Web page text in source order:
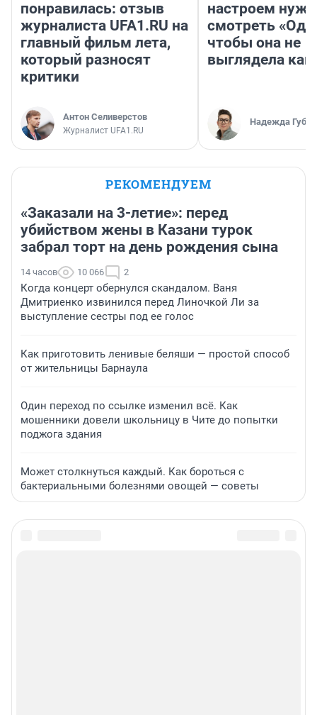
понравилась: отзыв
журналиста UFA1.RU на
главный фильм лета,
который разносят
критики
Антон Селиверстов
Журналист UFA1.RU
настроем
смотреть
чтобы она не
выглядела как
Надежда
РЕКОМЕНДУЕМ
«Заказали на 3-летие»: перед
убийством жены в Казани турок
забрал торт на день рождения сына
14 часов 10 066 2
Когда концерт обернулся скандалом. Ваня
Дмитриенко извинился перед Линочкой Ли за
выступление сестры под ее голос
Как приготовить ленивые беляши — простой способ
от жительницы Барнаула
Один переход по ссылке изменил всё. Как
мошенники довели школьницу в Чите до попытки
поджога здания
Может столкнуться каждый. Как бороться с
бактериальными болезнями овощей — советы